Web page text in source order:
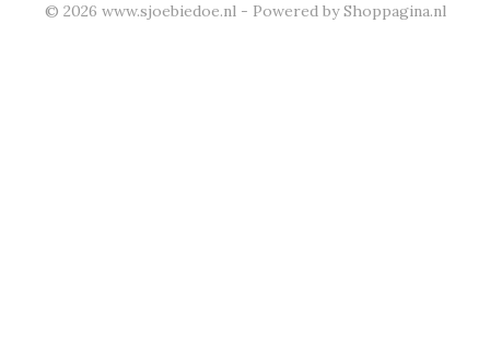
© 2026 www.sjoebiedoe.nl - Powered by Shoppagina.nl